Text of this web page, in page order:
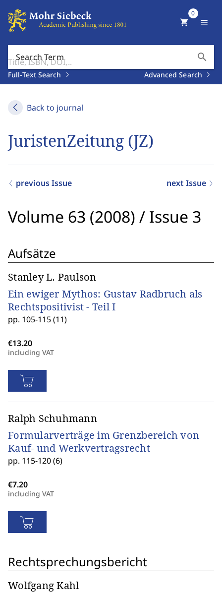
Search Term search
Full-Text Search Advanced Search
shopping_cart
0
menu
Back to journal
JuristenZeitung (JZ)
previous Issue next Issue
Volume 63 (2008) / Issue 3
Aufsätze
Stanley L. Paulson
Ein ewiger Mythos: Gustav Radbruch als
Rechtspositivist - Teil I
pp. 105-115 (11)
including VAT
Ralph Schuhmann
Formularverträge im Grenzbereich von
Kauf- und Werkvertragsrecht
pp. 115-120 (6)
including VAT
Rechtsprechungsbericht
Wolfgang Kahl